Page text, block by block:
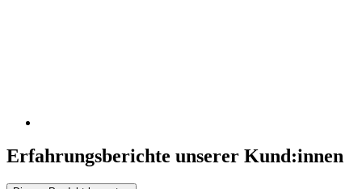
Erfahrungsberichte unserer Kund:innen